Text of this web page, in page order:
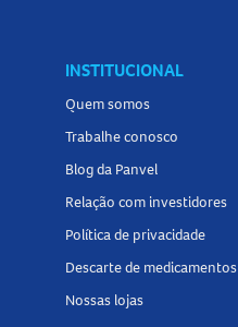
INSTITUCIONAL
Quem somos
Trabalhe conosco
Blog da Panvel
Relação com investidores
Política de privacidade
Descarte de medicamentos
Nossas lojas